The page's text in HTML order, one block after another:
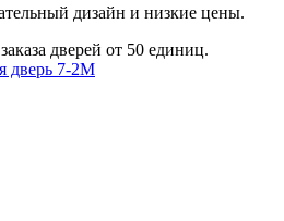
дизайн и низкие цены.
дверей от 50 единиц.
дверь 7-2М